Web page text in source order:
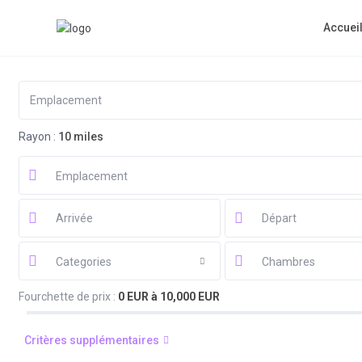
Accueil
Rayon : 10 miles
Emplacement
Categories Chambres
Fourchette de prix : 0 EUR à 10,000 EUR
Critères supplémentaires